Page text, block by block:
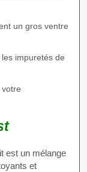
un gros ventre
impuretés de
est un mélange
et